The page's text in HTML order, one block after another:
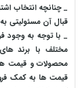
_ چنانچه انتخاب
قبال آن مسئولیتی
_ با توجه به‌ وجود
مختلف با برند
محصولات و قیمت
قیمت ها به کمک